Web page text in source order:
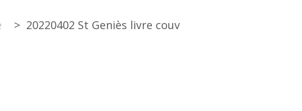
> 20220402 St Geniès livre couv